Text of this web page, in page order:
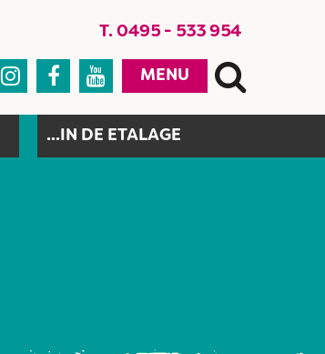
T. 0495 - 533 954
   MENU
...IN DE ETALAGE